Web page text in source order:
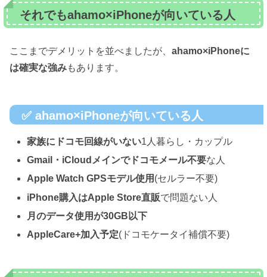
それでもahamo×iPhoneが向いている人
ここまでデメリットを並べましたが、 ahamo×iPhoneに
は確実な強みもあります。
✅ ahamo×iPhoneが向いている人
家族にドコモ回線がいない1人暮らし・カップル
Gmail・iCloudメインでドコモメール不要な人
Apple Watch GPSモデル使用 (セルラー不要)
iPhone購入はApple Store直販で問題ない人
月のデータ使用が30GB以下
AppleCare+加入予定(ドコモケータイ補償不要)